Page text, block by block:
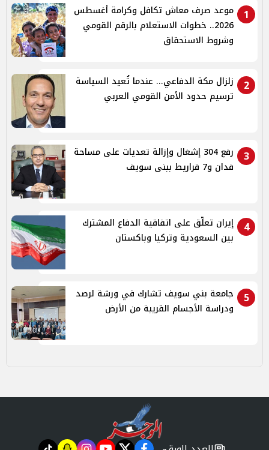
1
موعد صرف معاش تكافل وكرامة أغسطس
2026.. خطوات الاستعلام بالرقم القومي
وشروط الاستحقاق
2
زلزال مكة الدفاعي... عندما تُعيد السياسة
ترسيم حدود الأمن القومي العربي
3
رفع 304 إشغال وإزالة تعديات على مساحة
فدان و7 قراريط ببنى سويف
4
إيران تعلّق على اتفاقية الدفاع المشترك
بين السعودية وتركيا وباكستان
5
جامعة بني سويف تشارك في ورشة لرصد
ودراسة الأجسام القريبة من الأرض